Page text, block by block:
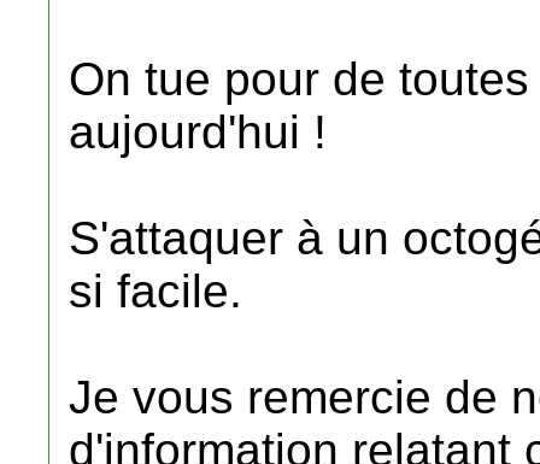
On tue pour de
aujourd'hui !
S'attaquer à un
si facile.
Je vous remercie de
d'information relatant